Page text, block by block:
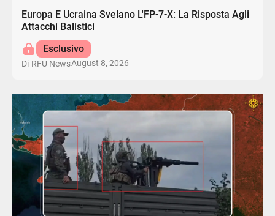
Europa E Ucraina Svelano L'FP-7-X: La Risposta Agli
Attacchi Balistici
Esclusivo
Di RFU NewsAugust 8, 2026